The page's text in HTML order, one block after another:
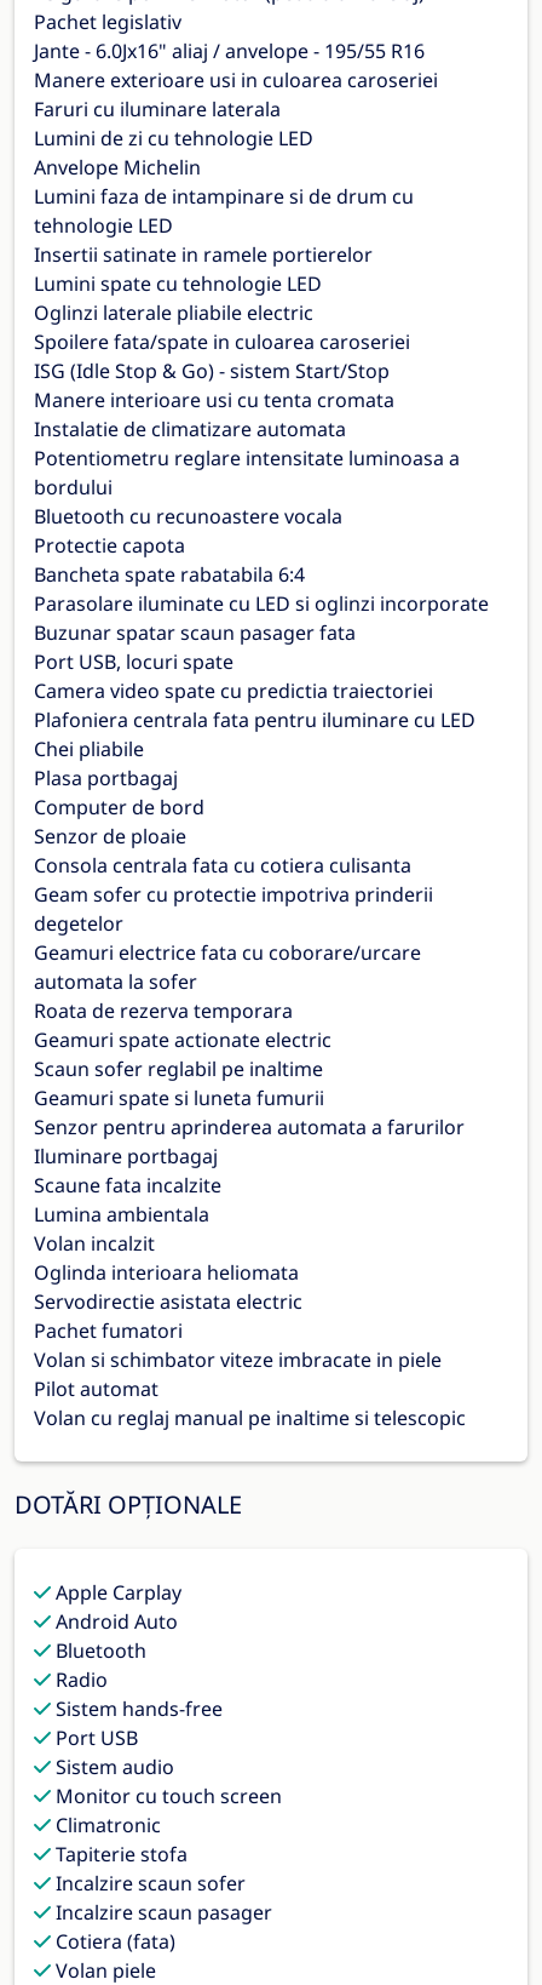
Pachet legislativ
Jante - 6.0Jx16" aliaj / anvelope - 195/55 R16
Manere exterioare usi in culoarea caroseriei
Faruri cu iluminare laterala
Lumini de zi cu tehnologie LED
Anvelope Michelin
Lumini faza de intampinare si de drum cu
tehnologie LED
Insertii satinate in ramele portierelor
Lumini spate cu tehnologie LED
Oglinzi laterale pliabile electric
Spoilere fata/spate in culoarea caroseriei
ISG (Idle Stop & Go) - sistem Start/Stop
Manere interioare usi cu tenta cromata
Instalatie de climatizare automata
Potentiometru reglare intensitate luminoasa a
bordului
Bluetooth cu recunoastere vocala
Protectie capota
Bancheta spate rabatabila 6:4
Parasolare iluminate cu LED si oglinzi incorporate
Buzunar spatar scaun pasager fata
Port USB, locuri spate
Camera video spate cu predictia traiectoriei
Plafoniera centrala fata pentru iluminare cu LED
Chei pliabile
Plasa portbagaj
Computer de bord
Senzor de ploaie
Consola centrala fata cu cotiera culisanta
Geam sofer cu protectie impotriva prinderii
degetelor
Geamuri electrice fata cu coborare/urcare
automata la sofer
Roata de rezerva temporara
Geamuri spate actionate electric
Scaun sofer reglabil pe inaltime
Geamuri spate si luneta fumurii
Senzor pentru aprinderea automata a farurilor
Iluminare portbagaj
Scaune fata incalzite
Lumina ambientala
Volan incalzit
Oglinda interioara heliomata
Servodirectie asistata electric
Pachet fumatori
Volan si schimbator viteze imbracate in piele
Pilot automat
Volan cu reglaj manual pe inaltime si telescopic
DOTĂRI OPȚIONALE
Apple Carplay
Android Auto
Bluetooth
Radio
Sistem hands-free
Port USB
Sistem audio
Monitor cu touch screen
Climatronic
Tapiterie stofa
Incalzire scaun sofer
Incalzire scaun pasager
Cotiera (fata)
Volan piele